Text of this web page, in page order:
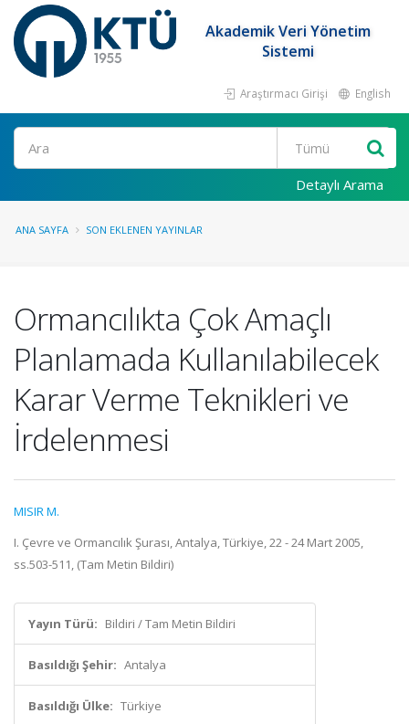
Akademik Veri Yönetim
Sistemi
Araştırmacı Girişi English
Ara
Detaylı Arama
ANA SAYFA SON EKLENEN YAYINLAR
Ormancılıkta Çok Amaçlı
Planlamada Kullanılabilecek
Karar Verme Teknikleri ve
İrdelenmesi
MISIR M.
I. Çevre ve Ormancılık Şurası, Antalya, Türkiye, 22 - 24 Mart 2005,
ss.503-511, (Tam Metin Bildiri)
Yayın Türü: Bildiri / Tam Metin Bildiri
Basıldığı Şehir: Antalya
Basıldığı Ülke: Türkiye